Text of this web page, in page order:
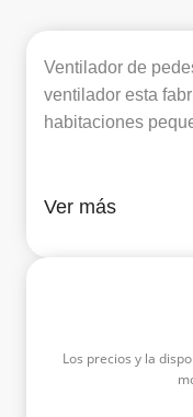
Ventilador de
ventilador esta
habitaciones
Ver más
Los precios y la